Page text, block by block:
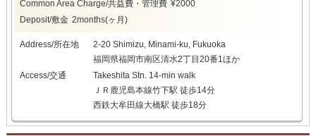
Common Area Charge/共益費・管理費 ¥2000
Deposit/敷金 2months(ヶ月)
Address/所在地
2-20 Shimizu, Minami-ku, Fukuoka
福岡県福岡市南区清水2丁目20番1ほか
Access/交通
Takeshita Stn. 14-min walk
ＪＲ鹿児島本線竹下駅 徒歩14分
西鉄大牟田線大橋駅 徒歩18分